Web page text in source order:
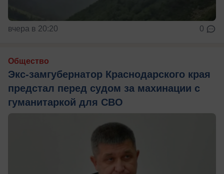
вчера в 20:20 0
Общество
Экс-замгубернатор Краснодарского края
предстал перед судом за махинации с
гуманитаркой для СВО